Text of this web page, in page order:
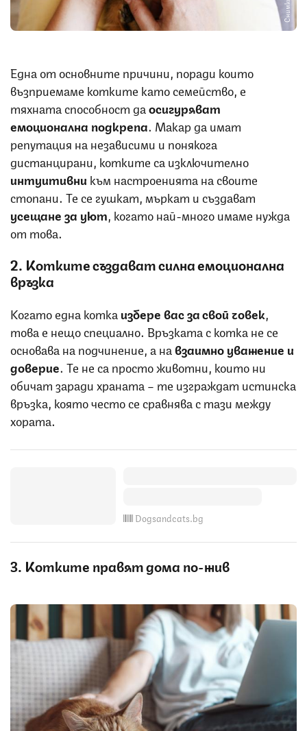
Една от основните причини, поради които
възприемаме котките като семейство, е
тяхната способност даосигуряват
емоционална подкрепа. Макар да имат
репутация на независими и понякога
дистанцирани, котките са изключително
интуитивни към настроенията на своите
стопани. Те се гушкат, мъркат и създават
усещане за уют , когато най-много имаме нужда
от това.
2. Котките създават силна емоционална
връзка
Когато една котка избере вас за свой човек
това е нещо специално. Връзката с котка не се
основава на подчинение, а навзаимно уважение и
доверие. Те не са просто животни, които ни
обичат заради храната – те изграждат истинска
връзка, която често се сравнява с тази между
хората.
Dogsandcats.bg
3. Котките правят дома по-жив